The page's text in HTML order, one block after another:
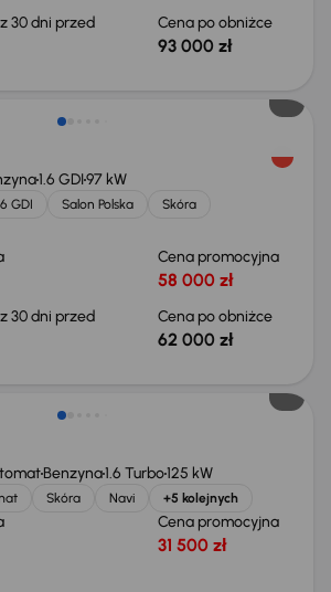
30 dni przed
Cena po obniżce
93 000 zł
1.6 GDI97 kW
GDI Salon Polska
Skóra
Cena promocyjna
58 000 zł
30 dni przed
Cena po obniżce
62 000 zł
Benzyna1.6 Turbo125 kW
Skóra Navi +5 kolejnych
Cena promocyjna
31 500 zł